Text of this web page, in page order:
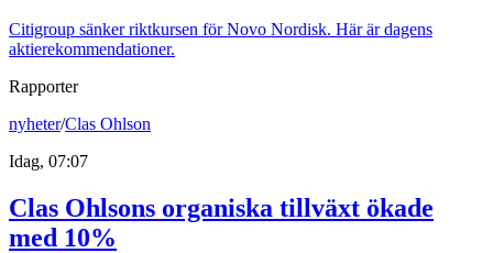
Citigroup sänker riktkursen för Novo Nordisk. Här är dagens
aktierekommendationer.
Rapporter
nyheter/Clas Ohlson
Idag, 07:07
Clas Ohlsons organiska tillväxt ökade
med 10%